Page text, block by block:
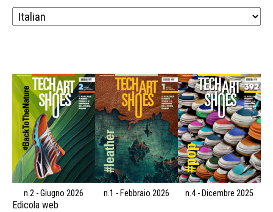
n.2 - Giugno 2026 n.1 - Febbraio 2026 n.4 - Dicembre 2025
Edicola web